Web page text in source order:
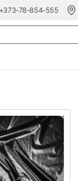
+373-78-854-555